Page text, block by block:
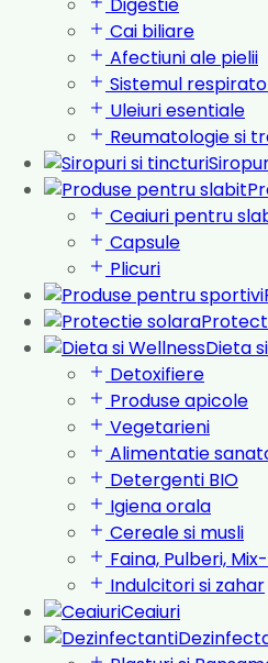
Cai biliare
Afectiuni ale pielii
Sistemul
Uleiuri esentiale
Reumatologie si
Ceaiuri pentru
Capsule
Plicuri
Dieta
Detoxifiere
Produse apicole
Vegetarieni
Alimentatie
Detergenti BIO
Igiena orala
Cereale si musli
Faina, Pulberi,
Indulcitori si zahar
Ceaiuri